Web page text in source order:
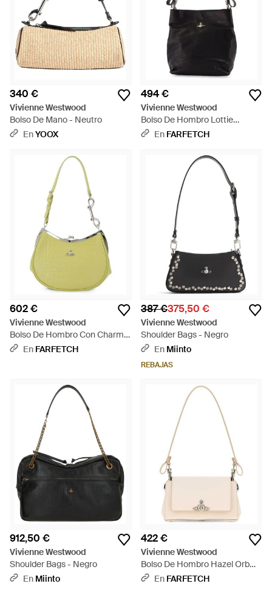
340 €
Vivienne Westwood
Bolso De Mano - Neutro
EnYOOX
494 €
Vivienne Westwood
Bolso De Hombro Lottie
Pequeño De Piel - Negro
En FARFETCH
602 €
Vivienne Westwood
Bolso De Hombro Con Charms
Y Efecto De Piel De Cocodrilo -
En FARFETCH
387 €375,50 €
Vivienne Westwood
Shoulder Bags - Negro
En Miinto
REBAJAS
912,50 €
Vivienne Westwood
Shoulder Bags - Negro
En Miinto
422 €
Vivienne Westwood
Bolso De Hombro Hazel Orb
Mini - Neutro
En FARFETCH